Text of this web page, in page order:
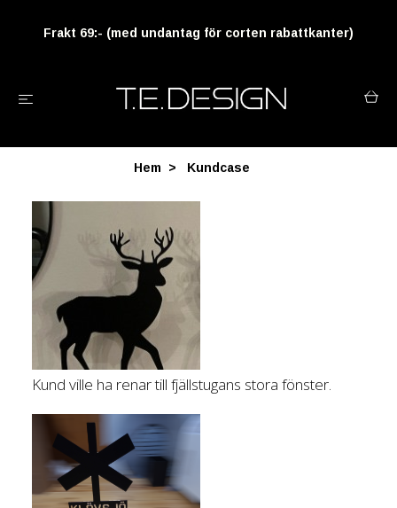
Frakt 69:- (med undantag för corten rabattkanter)
Hem Kundcase
Kund ville ha renar till fjällstugans stora fönster.